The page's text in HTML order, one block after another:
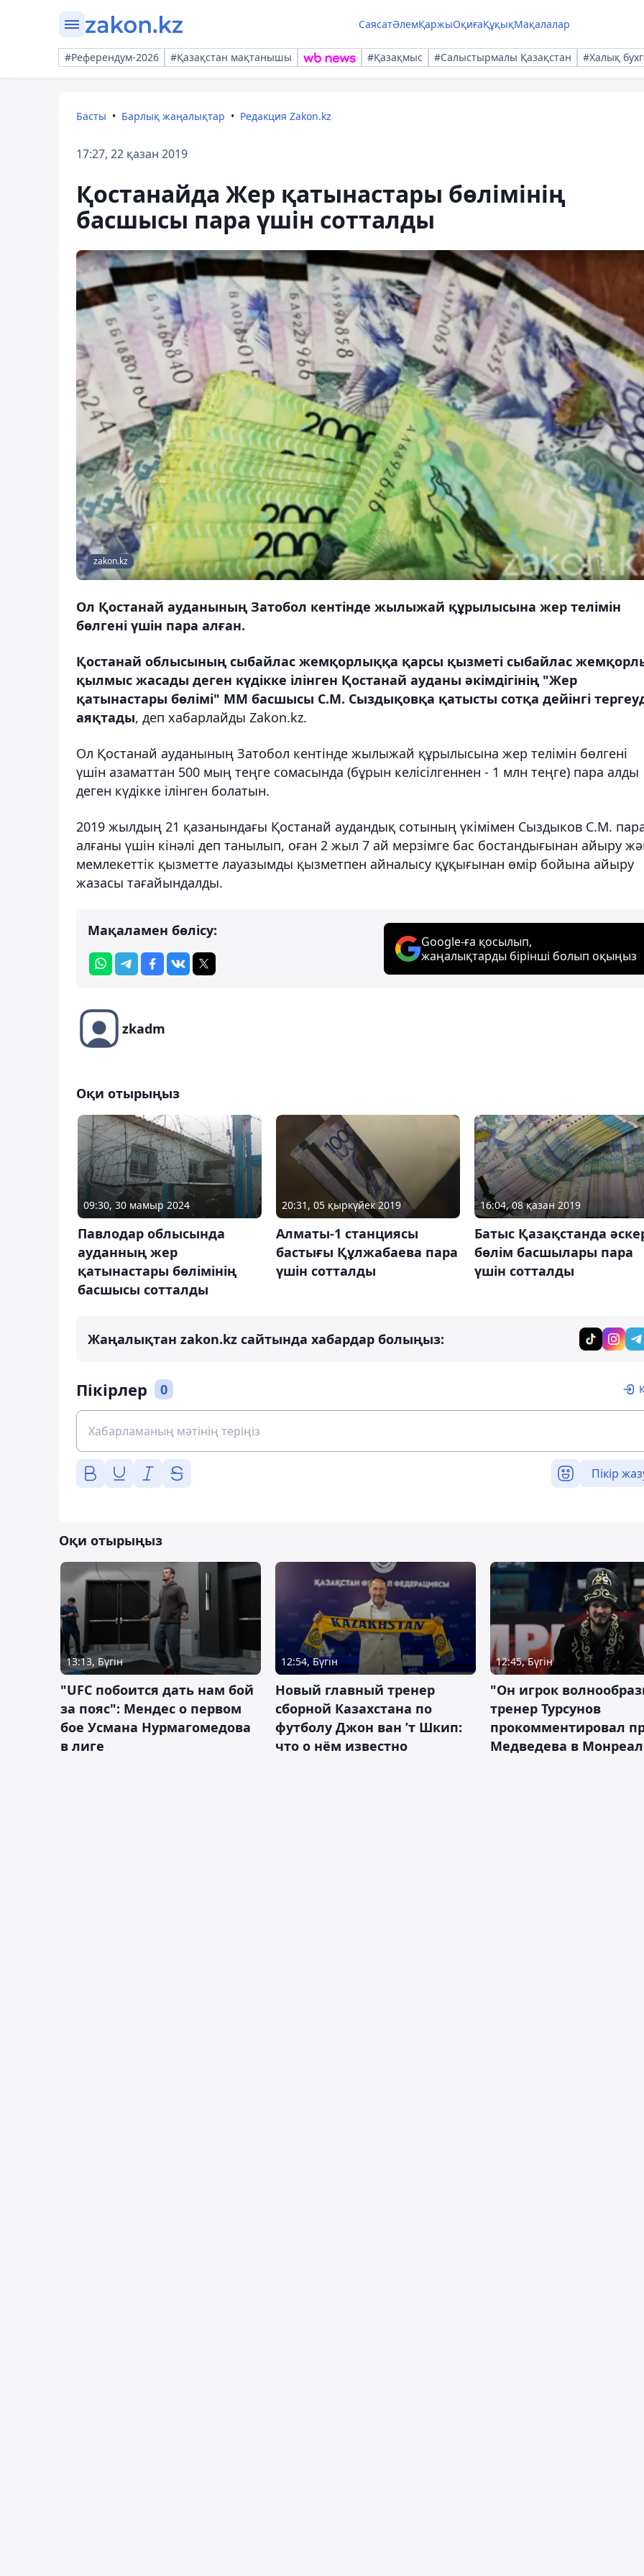
СаясатӘлемҚаржыОқиғаҚұқықМақалалар
#Референдум-2026 #Қазақстан мақтанышы #Қазақмыс #Салыстырмалы Қазақстан #Халық
Басты Барлық жаңалықтар Редакция Zakon.kz
17:27, 22 қазан 2019
Қостанайда Жер қатынастары бөлімінің
басшысы пара үшін сотталды
zakon.kz
Ол Қостанай ауданының Затобол кентінде жылыжай құрылысына жер телімін
бөлгені үшін пара алған.
Қостанай облысының сыбайлас жемқорлыққа қарсы қызметі сыбайлас
қылмыс жасады деген күдікке ілінген Қостанай ауданы әкімдігінің "Жер
қатынастары бөлімі" ММ басшысы С.М. Сыздықовқа қатысты сотқа дейінгі
аяқтады, деп хабарлайды Zakon.kz.
Ол Қостанай ауданының Затобол кентінде жылыжай құрылысына жер телімін бөлгені
үшін азаматтан 500 мың теңге сомасында (бұрын келісілгеннен - 1 млн теңге) пара алды
деген күдікке ілінген болатын.
2019 жылдың 21 қазанындағы Қостанай аудандық сотының үкімімен Сыздыков С.М.
алғаны үшін кінәлі деп танылып, оған 2 жыл 7 ай мерзімге бас бостандығынан айыру
мемлекеттік қызметте лауазымды қызметпен айналысу құқығынан өмір бойына айыру
жазасы тағайындалды.
Мақаламен бөлісу:
Google-ға қосылып,
жаңалықтарды бірінші болып оқыңыз
zkadm
Оқи отырыңыз
09:30, 30 мамыр 2024
Павлодар облысында
ауданның жер
қатынастары бөлімінің
басшысы сотталды
20:31, 05 қыркүйек 2019
Алматы-1 станциясы
бастығы Құлжабаева пара
үшін сотталды
16:04, 08 қазан 2019
Батыс Қазақстанда
бөлім басшылары пара
үшін сотталды
Жаңалықтан zakon.kz сайтында хабардар болыңыз:
Пікірлер 0
Пікір
Оқи отырыңыз
13:13, Бүгін
"UFC побоится дать нам бой
за пояс": Мендес о первом
бое Усмана Нурмагомедова
в лиге
12:54, Бүгін
Новый главный тренер
сборной Казахстана по
футболу Джон ван ’т Шкип:
что о нём известно
12:45, Бүгін
"Он игрок
тренер Турсунов
прокомментировал
Медведева в